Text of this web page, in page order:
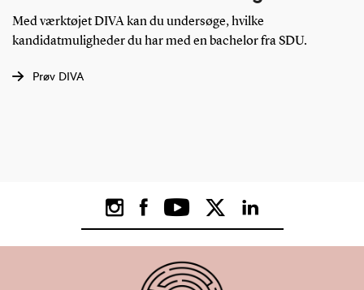
Med værktøjet DIVA kan du undersøge, hvilke
kandidatmuligheder du har med en bachelor fra SDU.
Prøv DIVA